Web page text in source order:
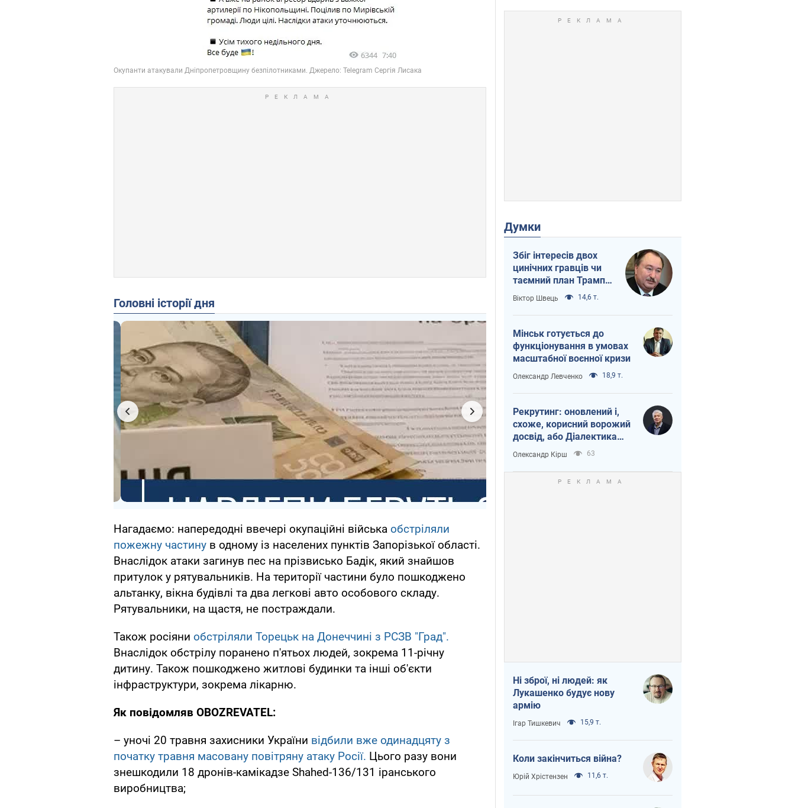
Головні історії дня
Нагадаємо: напередодні ввечері окупаційні війська обстріляли
пожежну частину в одному із населених пунктів Запорізької області.
Внаслідок атаки загинув пес на прізвисько Бадік, який знайшов
притулок у рятувальників. На території частини було пошкоджено
альтанку, вікна будівлі та два легкові авто особового складу.
Рятувальники, на щастя, не постраждали.
Також росіяни обстріляли Торецьк на Донеччині з РСЗВ "Град".
Внаслідок обстрілу поранено п'ятьох людей, зокрема 11-річну
дитину. Також пошкоджено житлові будинки та інші об'єкти
інфраструктури, зокрема лікарню.
Як повідомляв OBOZREVATEL:
– уночі 20 травня захисники України відбили вже одинадцяту з
початку травня масовану повітряну атаку Росії. Цього разу вони
знешкодили 18 дронів-камікадзе Shahed-136/131 іранського
виробництва;
Думки
Збіг інтересів двох
цинічних гравців чи
таємний план Трампа
і Путіна?
Віктор Швець 14,6 т.
Мінськ готується до
функціонування в умовах
масштабної воєнної кризи
Олександр Левченко 18,9 т.
Рекрутинг: оновлений і,
схоже, корисний ворожий
досвід, або Діалектика
вибагливого боягузтва
Олександр Кірш 63
Ні зброї, ні людей: як
Лукашенко будує нову
армію
Ігар Тишкевич 15,9 т.
Коли закінчиться війна?
Юрій Хрістензен 11,6 т.